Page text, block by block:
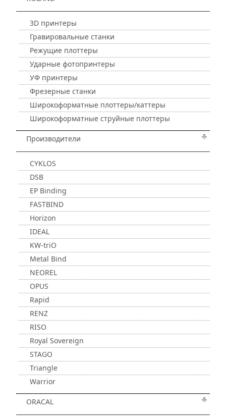
3D принтеры
Гравировальные станки
Режущие плоттеры
Ударные фотопринтеры
УФ принтеры
Фрезерные станки
Широкоформатные плоттеры/каттеры
Широкоформатные струйные плоттеры
Производители
CYKLOS
DSB
EP Binding
FASTBIND
Horizon
IDEAL
KW-triO
Metal Bind
NEOREL
OPUS
Rapid
RENZ
RISO
Royal Sovereign
STAGO
Triangle
Warrior
ORACAL